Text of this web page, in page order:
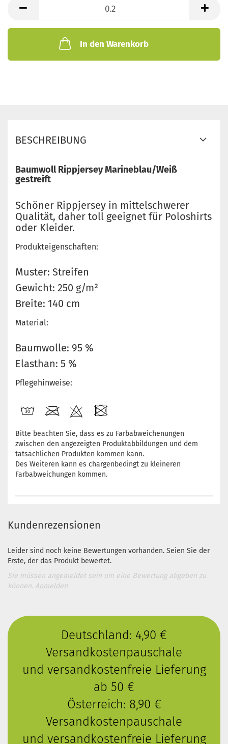
Meter
In den Warenkorb
BESCHREIBUNG
Baumwoll Rippjersey Marineblau/Weiß
gestreift
Schöner Rippjersey in mittelschwerer
Qualität, daher toll geeignet für Poloshirts
oder Kleider.
Produkteigenschaften:
Muster: Streifen
Gewicht: 250 g/m²
Breite: 140 cm
Material:
Baumwolle: 95 %
Elasthan: 5 %
Pflegehinweise:
Bitte beachten Sie, dass es zu Farbabweichenungen
zwischen den angezeigten Produktabbildungen und dem
tatsächlichen Produkten kommen kann.
Des Weiteren kann es chargenbedingt zu kleineren
Farbabweichungen kommen.
Kundenrezensionen
Leider sind noch keine Bewertungen vorhanden. Seien Sie der
Erste, der das Produkt bewertet.
Sie müssen angemeldet sein um eine Bewertung abgeben zu
können. Anmelden
Deutschland: 4,90 €
Versandkostenpauschale
und versandkostenfreie Lieferung
ab 50 €
Österreich: 8,90 €
Versandkostenpauschale
und versandkostenfreie Lieferung